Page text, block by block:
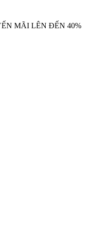
MÃI LÊN ĐẾN 40%